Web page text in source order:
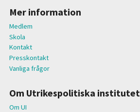
Mer information
Medlem
Skola
Kontakt
Presskontakt
Vanliga frågor
Om Utrikespolitiska institutet
Om UI